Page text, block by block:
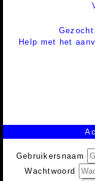
Help met het
Gebruikersnaam
Wachtwoord